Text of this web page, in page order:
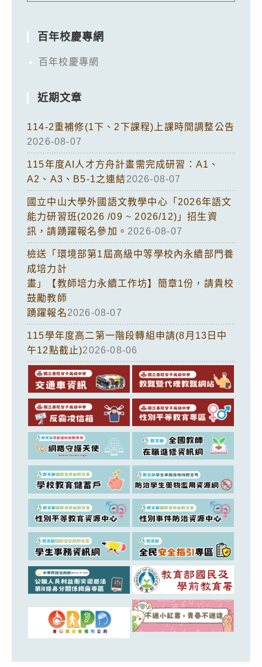
百年校慶專網
百年校慶專網
近期文章
114-2重補修(1下、2下課程)上課時間調整公告
2026-08-07
115年度AI人才方舟計畫需完成研習：A1、
A2、A3、B5-1之連結2026-08-07
國立中山大學外國語文教學中心「2026年語文
能力研習班(2026 /09 ~ 2026/12)」招生資
訊，請踴躍報名參加。 2026-08-07
檢送「環境部第1屆高級中等學校內永續部門養
成培力計
畫」【教師培力永續工作坊】簡章1份，請貴校
鼓勵教師
踴躍報名2026-08-07
115學年度高二第一階段轉組申請(8月13日中
午12點截止)2026-08-06